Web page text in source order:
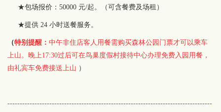
★包场报价：50000 元/起。（可含餐费及场租）
★提供 24 小时送餐服务。
（特别提醒： 中午非住店客人用餐需购买森林公园门票才可以乘车
上山。晚上17:30过后可在鸟巢度假村接待中心办理免费入园用餐，
由礼宾车免费接送上山 ）
-----------------------------------------------------------------------------------